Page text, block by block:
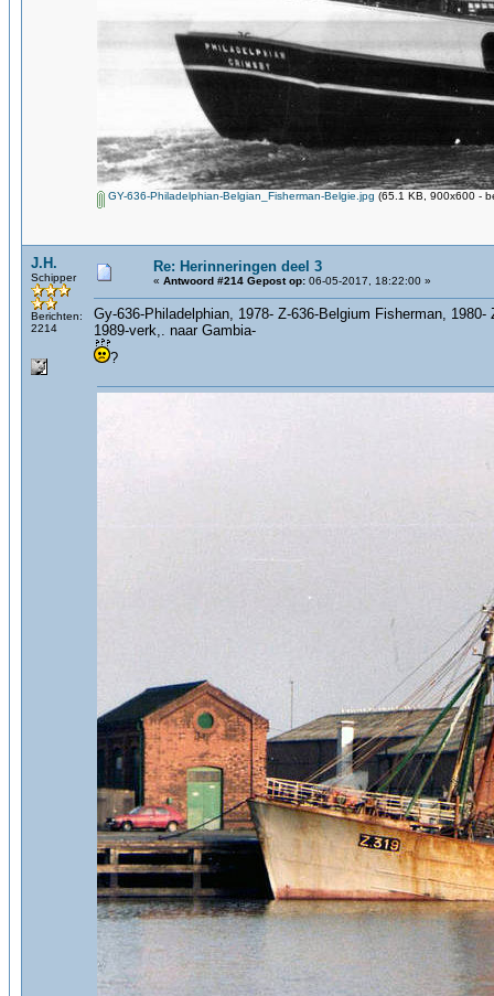
GY-636-Philadelphian-Belgian_Fisherman-Belgie.jpg (65.1 KB, 900x600 -
J.H.
Schipper
Berichten:
2214
Re: Herinneringen deel 3
« Antwoord #214 Gepost op: 06-05-2017, 18:22:00 »
Gy-636-Philadelphian, 1978- Z-636-Belgium Fisherman, 1980-
1989-verk,. naar Gambia-
?